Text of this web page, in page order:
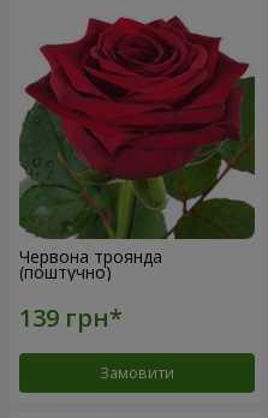
Червона троянда
(поштучно)
Замовити